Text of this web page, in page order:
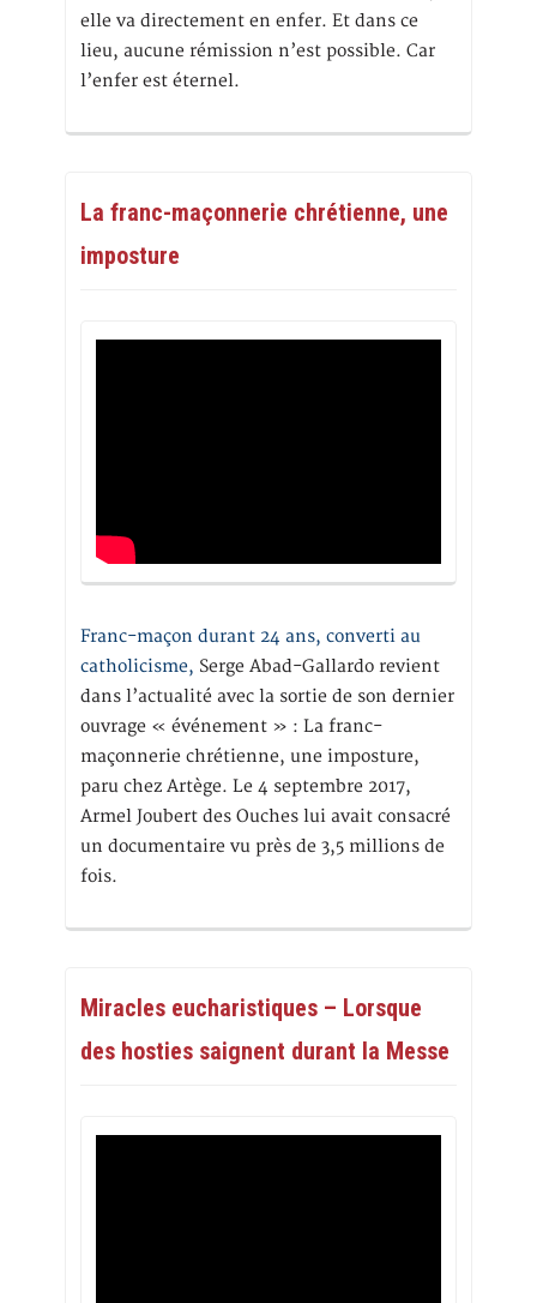
elle va directement en enfer. Et dans ce
lieu, aucune rémission n’est possible. Car
l’enfer est éternel.
La franc-maçonnerie chrétienne, une
imposture
Franc-maçon durant 24 ans, converti au
catholicisme, Serge Abad-Gallardo revient
dans l’actualité avec la sortie de son dernier
ouvrage « événement » : La franc-
maçonnerie chrétienne, une imposture,
paru chez Artège. Le 4 septembre 2017,
Armel Joubert des Ouches lui avait consacré
un documentaire vu près de 3,5 millions de
fois.
Miracles eucharistiques – Lorsque
des hosties saignent durant la Messe